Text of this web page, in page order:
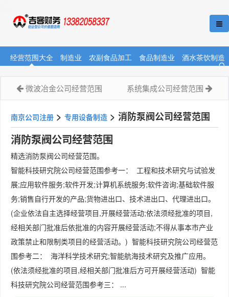
经营范围大全 制造业 农副食品加工 食品制造业 酒水茶饮制造
微波冶金公司经营范围 系统集成公司经营范围
南京公司注册 > 专用设备制造 > 消防泵阀公司经营范围
消防泵阀公司经营范围
精选消防泵阀公司经营范围。
智能科技研究院公司经营范围参考一： 工程和技术研究与试验发
展;应用软件服务;软件开发;计算机系统服务;软件咨询;基础软件服
务;销售自行开发的产品;货物进出口、技术进出口、代理进出口。
(企业依法自主选择经营项目,开展经营活动;依法须经批准的项目,
经相关部门批准后依批准的内容开展经营活动;不得从事本市产业
政策禁止和限制类项目的经营活动。) 智能科技研究院公司经营范
围参考二： 海洋科学技术研究;智能航海技术研究及推广应用。
(依法须经批准的项目,经相关部门批准后方可开展经营活动) 智能
科技研究院公司经营范围参考三： ...